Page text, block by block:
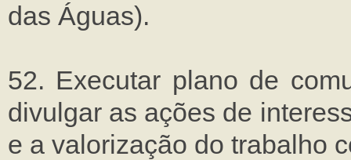
das Águas).
52. Executar plano de
divulgar as ações de
e a valorização do trabalho